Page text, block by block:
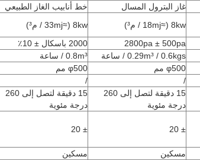
غاز البترول المسال
خط أنابيب الغاز الطبيعي
8kw (≈18mj / م³)
8kw (≈33mj / م³)
2800pa ± 500pa
2000 باسكال ± 10٪
0.29m³ / 0.6kgs / ساعة
0.8m³ / ساعة
φ500 مم
φ500 مم
/
/
15 دقيقة لتصل إلى 260
درجة مئوية
15 دقيقة لتصل إلى 260
درجة مئوية
± 20
± 20
مسكين مسكين